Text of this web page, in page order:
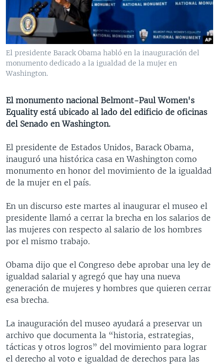
VENEZUELA
BRASIL
NICARAGUA
ECONOMÍA
ENTRETENIMIENTO Y CULTURA
TECNOLOGÍA
DEPORTES
CIENCIA Y SALUD
MULTIMEDIA
VIDEOS
FOTOGRAFÍA
AUDIOS
PROGRAMAS TV
EL MUNDO AL DÍA
FORO INTERAMERICANO
VISIÓN 360
PANORAMA
RADIO
AVANCE INFORMATIVO
AUDIONOTICIAS
BUENOS DÍAS AMÉRICA
ESTADOS UNIDOS AL DÍA
FORO [RADIO]
DEPORTIVO INTERNACIONAL
NOTA ECONÓMICA
ENTRETENIMIENTO
DIRECT
DOCUMENTALES DE LA VOA
Learning English
Idiomas
El presidente Barack Obama habló en la inauguración del
monumento dedicado a la igualdad de la mujer en
Washington.
El monumento nacional Belmont-Paul Women's
Equality está ubicado al lado del edificio de oficinas
del Senado en Washington.
El presidente de Estados Unidos, Barack Obama,
inauguró una histórica casa en Washington como
monumento en honor del movimiento de la igualdad
de la mujer en el país.
En un discurso este martes al inaugurar el museo el
presidente llamó a cerrar la brecha en los salarios de
las mujeres con respecto al salario de los hombres
por el mismo trabajo.
Obama dijo que el Congreso debe aprobar una ley de
igualdad salarial y agregó que hay una nueva
generación de mujeres y hombres que quieren cerrar
esa brecha.
La inauguración del museo ayudará a preservar un
archivo que documenta la “historia, estrategias,
tácticas y otros logros” del movimiento para lograr
el derecho al voto e igualdad de derechos para las